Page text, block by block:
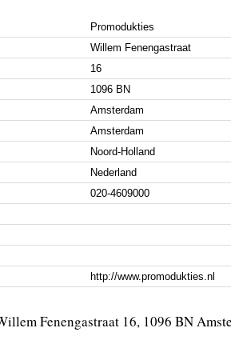
Promodukties
Willem Fenengastraat
16
1096 BN
Amsterdam
Amsterdam
Noord-Holland
Nederland
020-4609000
http://www.promodukties.nl
Fenengastraat 16, 1096 BN